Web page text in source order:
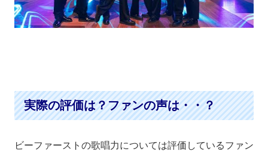
実際の評価は？ファンの声は・・？
ビーファーストの歌唱力については評価しているファン